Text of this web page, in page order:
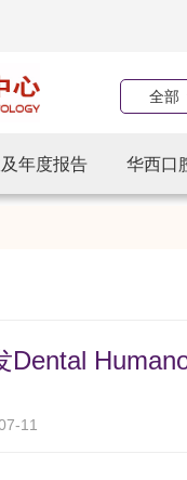
全部
年度报告 华西口
11